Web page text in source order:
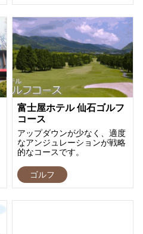
富士屋ホテル 仙石ゴルフ
コース
アップダウンが少なく、適度
なアンジュレーションが戦略
的なコースです。
ゴルフ